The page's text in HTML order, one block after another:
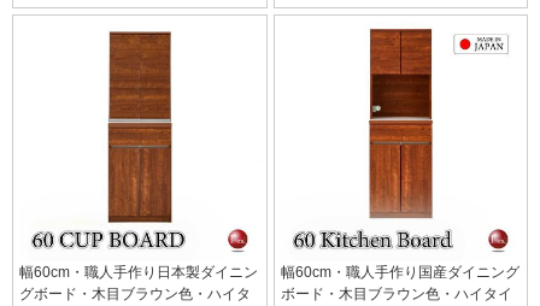
幅60cm・職人手作り日本製ダイニン
グボード・木目ブラウン色・ハイタ
幅60cm・職人手作り国産ダイニング
ボード・木目ブラウン色・ハイタイ